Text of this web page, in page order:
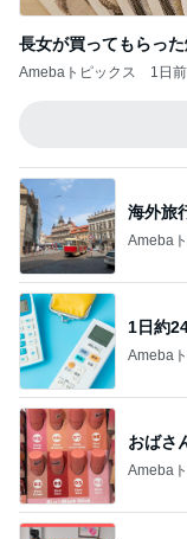
長女が買ってもらっ
Amebaトピックス 1日前
海外旅
Ameba
1日約
Ameba
おばさ
Ameba